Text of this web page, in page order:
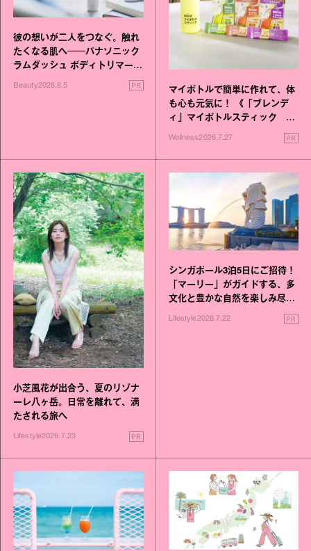
彼の想いが二人をつなぐ。触れ
たくなる肌へ──パナソニック
ラムダッシュ ボディトリマーが
Beauty2026.8.5 PR
マイボトルで簡単に作れて、体
も心も元気に！ 《「ブレンデ
ィ」マイボトルスティック い
いこと毎日》シリーズが誕生
Wellness2026.7.27 PR
小芝風花が出合う、夏のリゾナ
ーレ八ヶ岳。日常を離れて、満
たされる旅へ
Lifestyle2026.7.23 PR
シンガポール3泊5日にご招待！
「マーリー」がガイドする、多
文化と豊かな自然を楽しみ尽く
す旅
Lifestyle2026.7.22 PR